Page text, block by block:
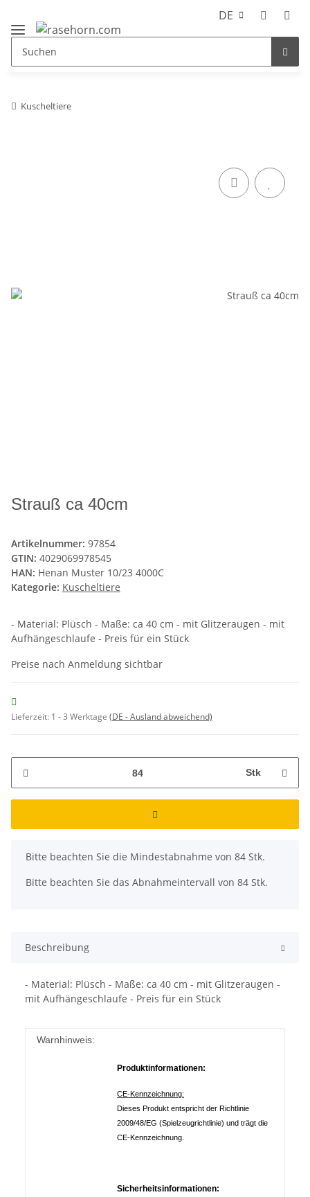
DE
Kuscheltiere
Strauß ca 40cm
Artikelnummer: 97854
GTIN: 4029069978545
HAN: Henan Muster 10/23 4000C
Kategorie: Kuscheltiere
- Material: Plüsch - Maße: ca 40 cm - mit Glitzeraugen - mit
Aufhängeschlaufe - Preis für ein Stück
Preise nach Anmeldung sichtbar
Lieferzeit: 1 - 3 Werktage (DE - Ausland abweichend)
Stk
x
Bitte beachten Sie die Mindestabnahme von 84 Stk.
Bitte beachten Sie das Abnahmeintervall von 84 Stk.
Beschreibung
- Material: Plüsch - Maße: ca 40 cm - mit Glitzeraugen -
mit Aufhängeschlaufe - Preis für ein Stück
Warnhinweis:
Produktinformationen:
CE-Kennzeichnung:
Dieses Produkt entspricht der Richtlinie
2009/48/EG (Spielzeugrichtlinie) und trägt die
CE-Kennzeichnung.
Sicherheitsinformationen: